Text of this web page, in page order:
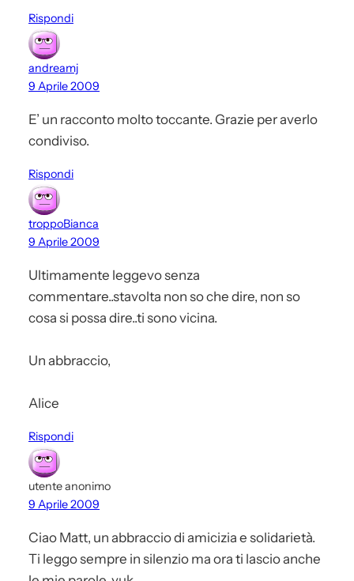
Rispondi
andreamj
9 Aprile 2009
E’ un racconto molto toccante. Grazie per averlo
condiviso.
Rispondi
troppoBianca
9 Aprile 2009
Ultimamente leggevo senza
commentare..stavolta non so che dire, non so
cosa si possa dire..ti sono vicina.
Un abbraccio,
Alice
Rispondi
utente anonimo
9 Aprile 2009
Ciao Matt, un abbraccio di amicizia e solidarietà.
Ti leggo sempre in silenzio ma ora ti lascio anche